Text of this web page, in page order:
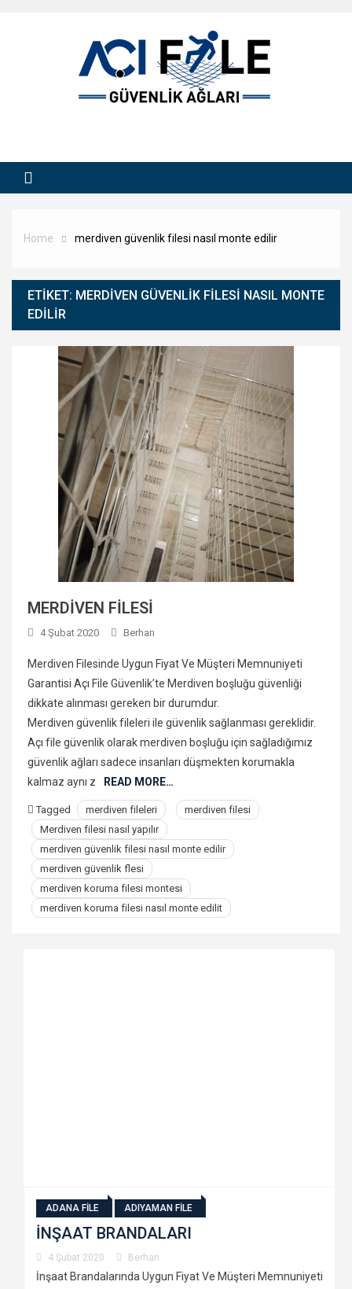
Home merdiven güvenlik filesi nasıl monte edilir
ETIKET: MERDIVEN GÜVENLIK FILESI NASIL MONTE
EDILIR
MERDİVEN FİLESİ
4 Şubat 2020 Berhan
Merdiven Filesinde Uygun Fiyat Ve Müşteri Memnuniyeti
Garantisi Açı File Güvenlik’te Merdiven boşluğu güvenliği
dikkate alınması gereken bir durumdur.
Merdiven güvenlik fileleri ile güvenlik sağlanması gereklidir.
Açı file güvenlik olarak merdiven boşluğu için sağladığımız
güvenlik ağları sadece insanları düşmekten korumakla
kalmaz aynı z
READ MORE…
Tagged merdiven fileleri
merdiven filesi
Merdiven filesi nasıl yapılır
merdiven güvenlik filesi nasıl monte edilir
merdiven güvenlik flesi
merdiven koruma filesi montesi
merdiven koruma filesi nasıl monte edilit